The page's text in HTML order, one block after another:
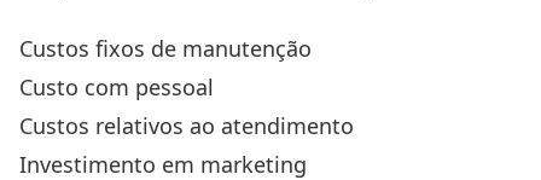
Custos fixos de manutenção
Custo com pessoal
Custos relativos ao atendimento
Investimento em marketing